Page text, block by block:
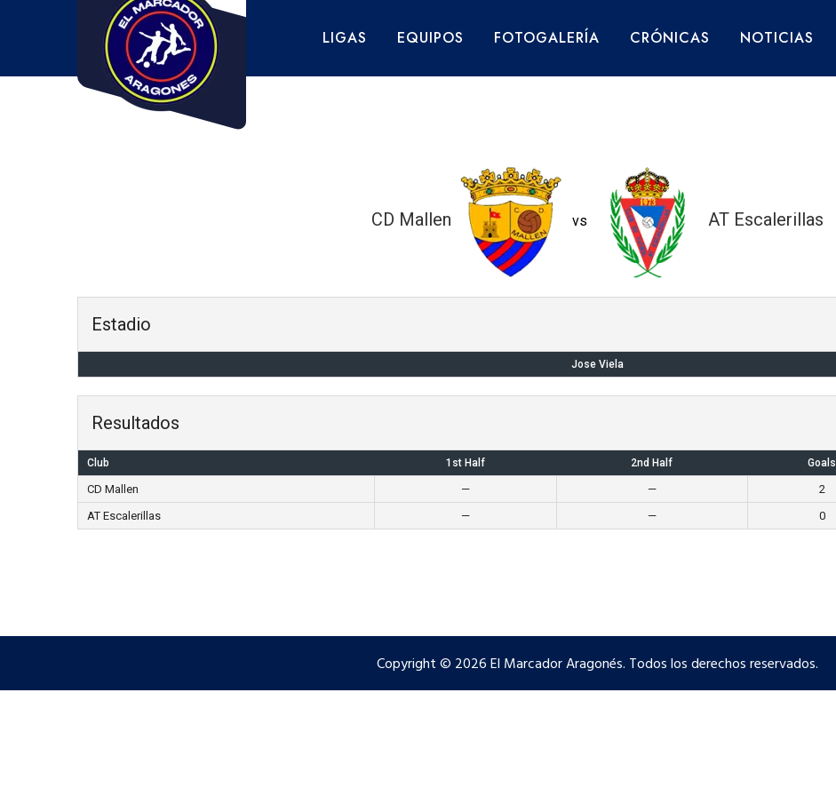
LIGAS EQUIPOS FOTOGALERÍA CRÓNICAS NOTICIAS
CD Mallen vs AT Escalerillas
Estadio
Jose Viela
Resultados
Club 1st Half 2nd Half Goals
CD Mallen — — 2
AT Escalerillas
— — 0
Copyright © 2026 El Marcador Aragonés. Todos los derechos reservados.